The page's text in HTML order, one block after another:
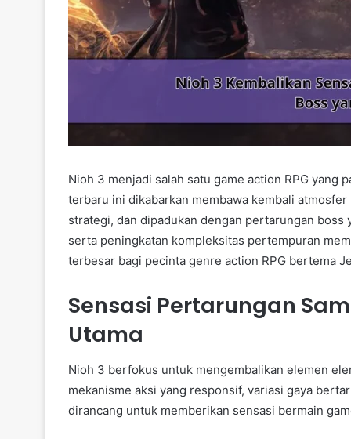
Nioh 3 menjadi salah satu game action RPG
terbaru ini dikabarkan membawa kembali
strategi, dan dipadukan dengan pertarungan
serta peningkatan kompleksitas pertempuran
terbesar bagi pecinta genre action RPG bertema
Sensasi Pertarungan
Utama
Nioh 3 berfokus untuk mengembalikan elemen
mekanisme aksi yang responsif, variasi gaya
dirancang untuk memberikan sensasi bermain